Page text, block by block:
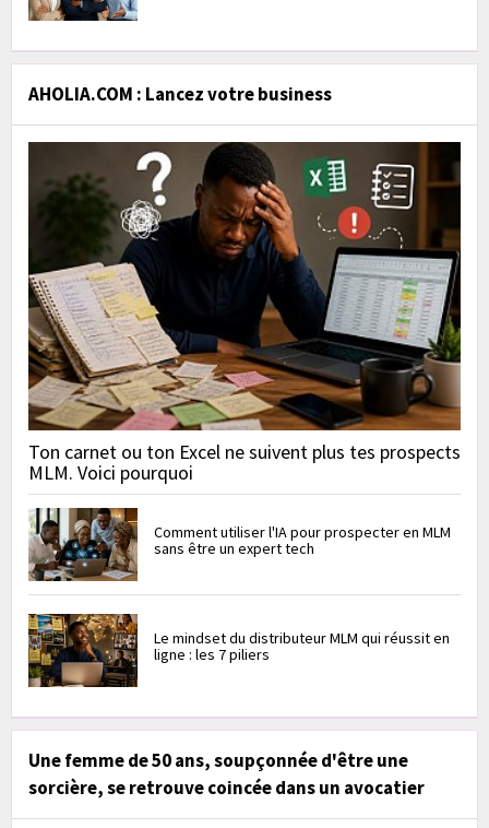
AHOLIA.COM : Lancez votre business
Ton carnet ou ton Excel ne suivent plus tes prospects
MLM. Voici pourquoi
Comment utiliser l'IA pour prospecter en MLM
sans être un expert tech
Le mindset du distributeur MLM qui réussit en
ligne : les 7 piliers
Une femme de 50 ans, soupçonnée d'être une
sorcière, se retrouve coincée dans un avocatier